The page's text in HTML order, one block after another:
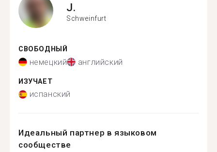
J.
Schweinfurt
СВОБОДНЫЙ
немецкий английский
ИЗУЧАЕТ
испанский
Идеальный партнер в языковом
сообществе